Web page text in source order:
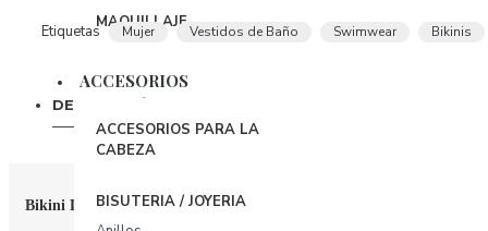
BabyDoll
Pijamas
MAQUILLAJE
ACCESORIOS
ACCESORIOS PARA LA
CABEZA
BISUTERIA / JOYERIA
Etiquetas Mujer Vestidos de Baño Swimwear Bikinis
DESCRIPCIÓN
Bikini Dorado Davura